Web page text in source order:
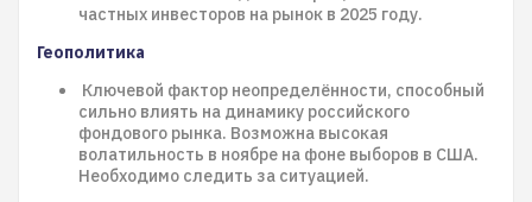
частных инвесторов на рынок в 2025 году.
Геополитика
Ключевой фактор неопределённости, способный
сильно влиять на динамику российского
фондового рынка. Возможна высокая
волатильность в ноябре на фоне выборов в США.
Необходимо следить за ситуацией.